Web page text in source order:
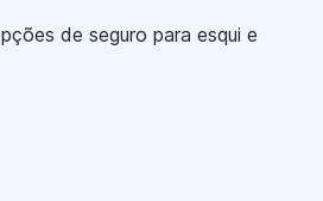
de seguro para esqui e